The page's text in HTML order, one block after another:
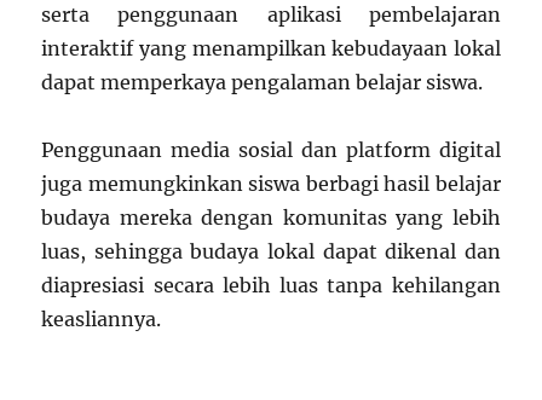
serta penggunaan aplikasi pembelajaran
interaktif yang menampilkan kebudayaan lokal
dapat memperkaya pengalaman belajar siswa.
Penggunaan media sosial dan platform digital
juga memungkinkan siswa berbagi hasil belajar
budaya mereka dengan komunitas yang lebih
luas, sehingga budaya lokal dapat dikenal dan
diapresiasi secara lebih luas tanpa kehilangan
keasliannya.